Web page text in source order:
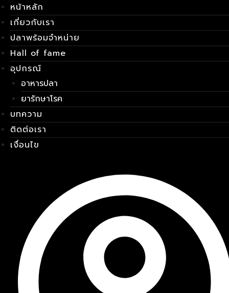
Skip
to
content
หน้าหลัก
เกี่ยวกับเรา
ปลาพร้อมจำหน่าย
Hall of fame
อุปกรณ์
อาหารปลา
ยารักษาโรค
บทความ
ติดต่อเรา
เงื่อนไข
เมนู